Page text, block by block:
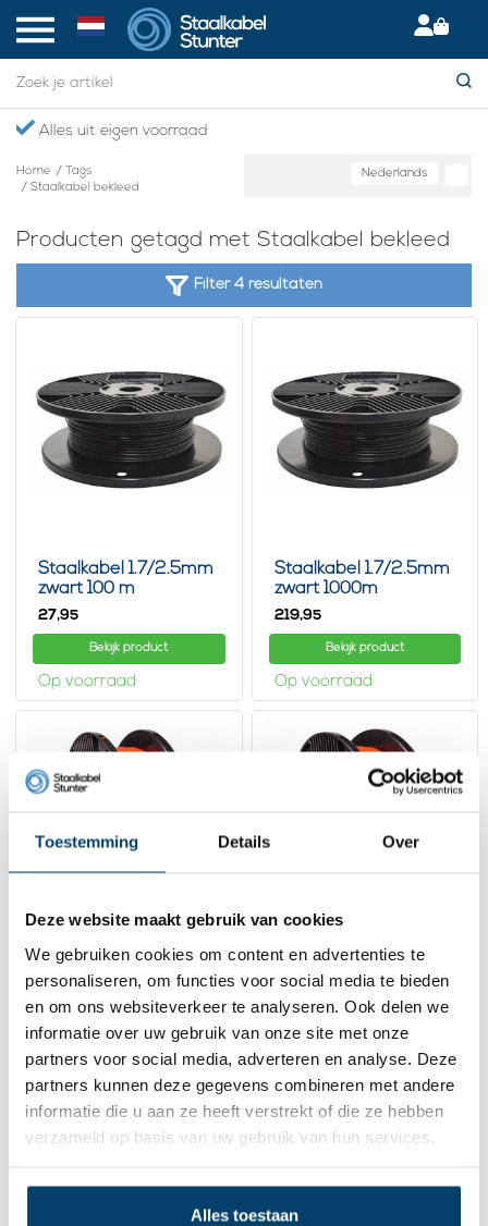
Toestemming Details Over
Deze website maakt gebruik van cookies
We gebruiken cookies om content en advertenties te
personaliseren, om functies voor social media te bieden
en om ons websiteverkeer te analyseren. Ook delen we
informatie over uw gebruik van onze site met onze
partners voor social media, adverteren en analyse. Deze
partners kunnen deze gegevens combineren met andere
informatie die u aan ze heeft verstrekt of die ze hebben
verzameld op basis van uw gebruik van hun services.
Alles toestaan
Alles uit eigen voorraad
Home /
Tags
/ Staalkabel bekleed
Nederlands
Producten getagd met Staalkabel bekleed
Filter 4 resultaten
Staalkabel 1.7/2.5mm
zwart 100 m
geplastificeerd
27,95
Bekijk product
Op voorraad
Staalkabel 1.7/2.5mm
zwart 1000m
geplastificeerd
219,95
Bekijk product
Op voorraad
Staalkabel 2/3mm
rood 100m
geplastificeerd
39,00
Bekijk product
Staalkabel 2/3mm
rood 1000m
geplastificeerd
Megarol
378,00
Bekijk product
Contact